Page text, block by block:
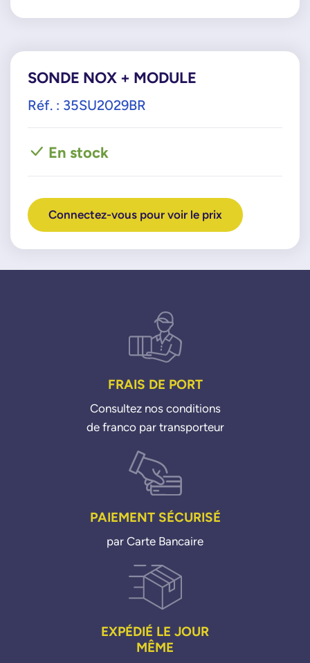
SONDE NOX + MODULE
Réf. : 35SU2029BR
En stock
Connectez-vous pour voir le prix
FRAIS DE PORT
Consultez nos conditions
de franco par transporteur
PAIEMENT SÉCURISÉ
par Carte Bancaire
EXPÉDIÉ LE JOUR
MÊME